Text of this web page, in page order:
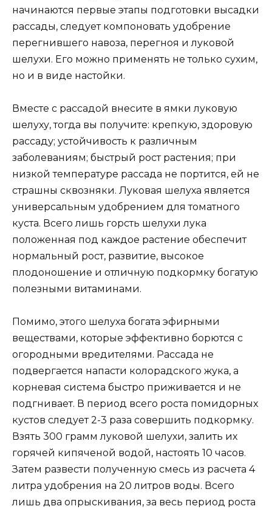
начинаются первые этапы подготовки высадки
рассады, следует компоновать удобрение
перегнившего навоза, перегноя и луковой
шелухи. Его можно применять не только сухим,
но и в виде настойки.
Вместе с рассадой внесите в ямки луковую
шелуху, тогда вы получите: крепкую, здоровую
рассаду; устойчивость к различным
заболеваниям; быстрый рост растения; при
низкой температуре рассада не портится, ей не
страшны сквозняки. Луковая шелуха является
универсальным удобрением для томатного
куста. Всего лишь горсть шелухи лука
положенная под каждое растение обеспечит
нормальный рост, развитие, высокое
плодоношение и отличную подкормку богатую
полезными витаминами.
Помимо, этого шелуха богата эфирными
веществами, которые эффективно борются с
огородными вредителями. Рассада не
подвергается напасти колорадского жука, а
корневая система быстро приживается и не
подгнивает. В период всего роста помидорных
кустов следует 2-3 раза совершить подкормку.
Взять 300 грамм луковой шелухи, залить их
горячей кипяченой водой, настоять 10 часов.
Затем развести полученную смесь из расчета 4
литра удобрения на 20 литров воды. Всего
лишь два опрыскивания, за весь период роста